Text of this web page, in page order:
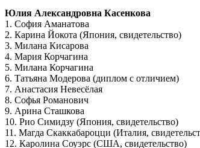
Юлия Александровна Касенкова
1. София Аманатова
2. Карина Йокота (Япония, свидетельство)
3. Милана Кисарова
4. Мария Корчагина
5. Милана Корчагина
6. Татьяна Модерова (диплом с отличием)
7. Анастасия Невесёлая
8. Софья Романович
9. Арина Сташкова
10. Рио Симидзу (Япония, свидетельство)
11. Магда Скаккабароцци (Италия,
12. Каролина Соуэрс (США, свидетельство)